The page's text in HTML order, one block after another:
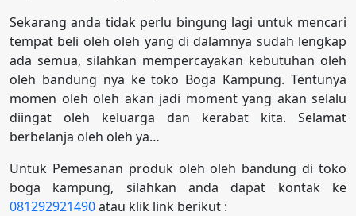
Sekarang anda tidak perlu bingung lagi untuk mencari
tempat beli oleh oleh yang di dalamnya sudah lengkap
ada semua, silahkan mempercayakan kebutuhan oleh
oleh bandung nya ke toko Boga Kampung. Tentunya
momen oleh oleh akan jadi moment yang akan selalu
diingat oleh keluarga dan kerabat kita. Selamat
berbelanja oleh oleh ya…
Untuk Pemesanan produk oleh oleh bandung di toko
boga kampung, silahkan anda dapat kontak ke
081292921490atau klik link berikut :